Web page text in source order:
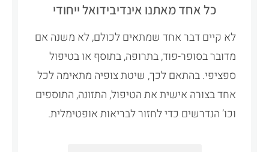
כל אחד מאתנו אינדיבידואל ייחודי
לא קיים דבר אחד שמתאים לכולם, לא משנה אם
מדובר בסופר-פוד, בתרופה, בתוסף או בטיפול
ספציפי. בהתאם לכך, שיטת צופיה מתאימה לכל
אחד בצורה אישית את הטיפול, התזונה, התוספים
וכו’ הנדרשים כדי לחזור לבריאות אופטימלית.